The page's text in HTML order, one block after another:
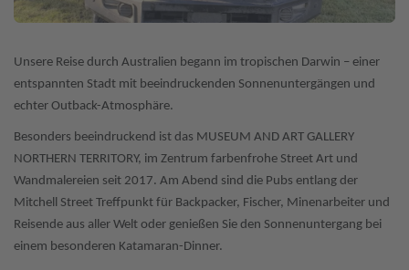
Unsere Reise durch Australien begann im tropischen Darwin – einer
entspannten Stadt mit beeindruckenden Sonnenuntergängen und
echter Outback-Atmosphäre.
Besonders beeindruckend ist das MUSEUM AND ART GALLERY
NORTHERN TERRITORY, im Zentrum farbenfrohe Street Art und
Wandmalereien seit 2017. Am Abend sind die Pubs entlang der
Mitchell Street Treffpunkt für Backpacker, Fischer, Minenarbeiter und
Reisende aus aller Welt oder genießen Sie den Sonnenuntergang bei
einem besonderen Katamaran-Dinner.